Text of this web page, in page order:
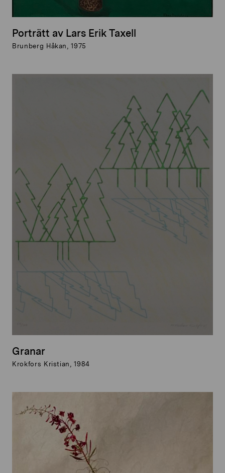
Porträtt av Lars Erik Taxell
Brunberg Håkan, 1975
Granar
Krokfors Kristian, 1984